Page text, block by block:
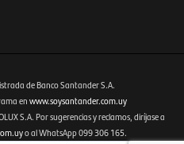
de Banco Santander S.A.
en www.soysantander.com.uy
S.A. Por sugerencias y reclamos, diríjase a
o al WhatsApp 099 306 165.